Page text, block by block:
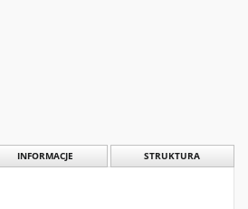
INFORMACJE STRUKTURA